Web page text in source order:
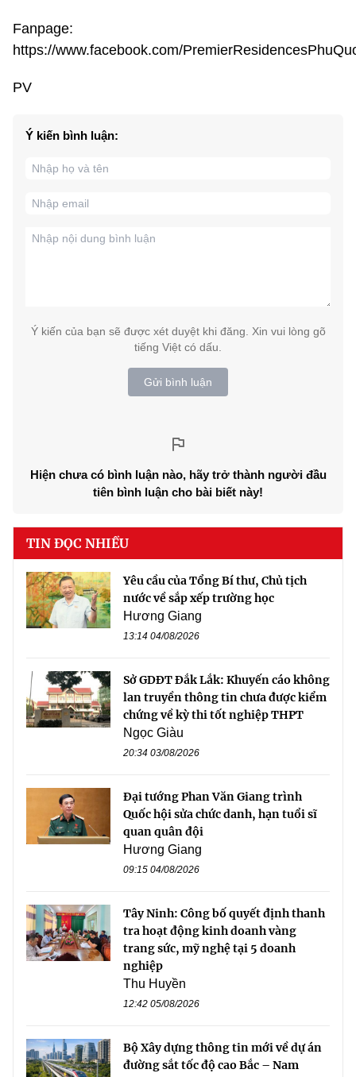
Fanpage:
https://www.facebook.com/
PV
Ý kiến bình luận:
Ý kiến của bạn sẽ được xét duyệt khi đăng. Xin vui lòng gõ
tiếng Việt có dấu.
Gửi bình luận
Hiện chưa có bình luận nào, hãy trở thành người đầu
tiên bình luận cho bài biết này!
TIN ĐỌC NHIỀU
Yêu cầu của Tổng Bí thư, Chủ tịch
nước về sắp xếp trường học
Hương Giang
13:14 04/08/2026
Sở GDĐT Đắk Lắk: Khuyến cáo không
lan truyền thông tin chưa được kiểm
chứng về kỳ thi tốt nghiệp THPT
Ngọc Giàu
20:34 03/08/2026
Đại tướng Phan Văn Giang trình
Quốc hội sửa chức danh, hạn tuổi sĩ
quan quân đội
Hương Giang
09:15 04/08/2026
Tây Ninh: Công bố quyết định thanh
tra hoạt động kinh doanh vàng
trang sức, mỹ nghệ tại 5 doanh
nghiệp
Thu Huyền
12:42 05/08/2026
Bộ Xây dựng thông tin mới về dự án
đường sắt tốc độ cao Bắc – Nam